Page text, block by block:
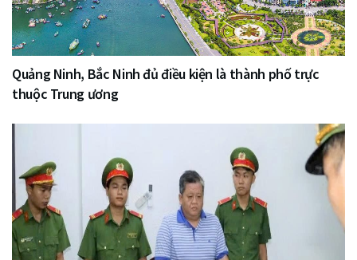
Quảng Ninh, Bắc Ninh đủ điều kiện là thành phố trực
thuộc Trung ương